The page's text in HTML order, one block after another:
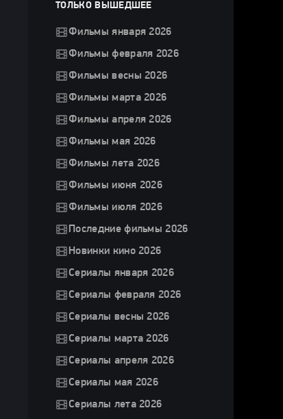
ТОЛЬКО ВЫШЕДШЕЕ
Фильмы января 2026
Фильмы февраля 2026
Фильмы весны 2026
Фильмы марта 2026
Фильмы апреля 2026
Фильмы мая 2026
Фильмы лета 2026
Фильмы июня 2026
Фильмы июля 2026
Последние фильмы 2026
Новинки кино 2026
Сериалы января 2026
Сериалы февраля 2026
Сериалы весны 2026
Сериалы марта 2026
Сериалы апреля 2026
Сериалы мая 2026
Сериалы лета 2026